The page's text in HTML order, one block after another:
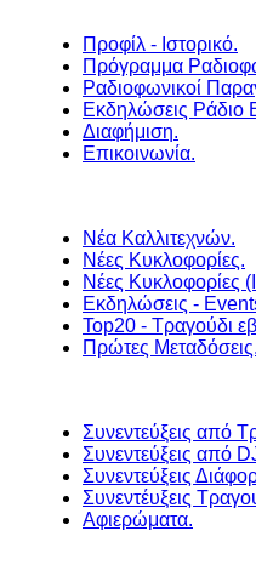
Προφίλ - Ιστορικό.
Πρόγραμμα
Ραδιοφωνικοί
Εκδηλώσεις Ράδιο
Διαφήμιση.
Επικοινωνία.
Νέα Καλλιτεχνών.
Νέες Κυκλοφορίες.
Νέες Κυκλοφορίες
Εκδηλώσεις -
Top20 - Τραγούδι
Πρώτες Μεταδόσεις.
Συνεντεύξεις από
Συνεντεύξεις από
Συνεντεύξεις
Συνεντέυξεις
Αφιερώματα.